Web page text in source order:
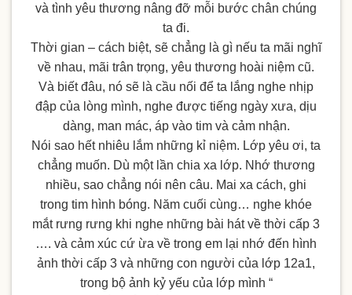
và tình yêu thương nâng đỡ mỗi bước chân chúng
ta đi.
Thời gian – cách biệt, sẽ chẳng là gì nếu ta mãi nghĩ
về nhau, mãi trân trọng, yêu thương hoài niệm cũ.
Và biết đâu, nó sẽ là cầu nối để ta lắng nghe nhịp
đập của lòng mình, nghe được tiếng ngày xưa, dịu
dàng, man mác, áp vào tim và cảm nhận.
Nói sao hết nhiêu lắm những kỉ niệm. Lớp yêu ơi, ta
chẳng muốn. Dù một lần chia xa lớp. Nhớ thương
nhiều, sao chẳng nói nên câu. Mai xa cách, ghi
trong tim hình bóng. Năm cuối cùng… nghe khóe
mắt rưng rưng khi nghe những bài hát về thời cấp 3
…. và cảm xúc cứ ừa về trong em lại nhớ đến hình
ảnh thời cấp 3 và những con người của lớp 12a1,
trong bộ ảnh kỷ yếu của lớp mình “